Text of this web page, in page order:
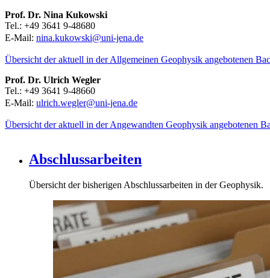
Prof. Dr. Nina Kukowski
Tel.: +49 3641 9-48680
E-Mail: nina.kukowski@uni-jena.de
Übersicht der aktuell in der Allgemeinen Geophysik angebotenen
Prof. Dr. Ulrich Wegler
Tel.: +49 3641 9-48660
E-Mail: ulrich.wegler@uni-jena.de
Übersicht der aktuell in der Angewandten Geophysik angebotenen
Abschlussarbeiten
Übersicht der bisherigen Abschlussarbeiten in der Geophysik.